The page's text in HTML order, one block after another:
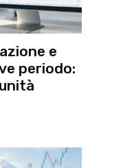
e
periodo: